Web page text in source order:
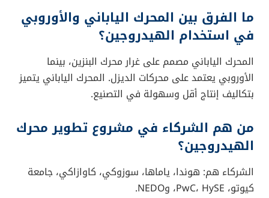
ما الفرق بين المحرك الياباني والأوروبي
في استخدام الهيدروجين؟
المحرك الياباني مصمم على غرار محرك البنزين، بينما
الأوروبي يعتمد على محركات الديزل. المحرك الياباني يتميز
بتكاليف إنتاج أقل وسهولة في التصنيع.
من هم الشركاء في مشروع تطوير محرك
الهيدروجين؟
الشركاء هم: هوندا، ياماها، سوزوكي، كاوازاكي، جامعة
كيوتو، PwC، HySE، وNEDO.